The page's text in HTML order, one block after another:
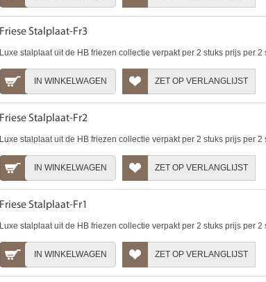
Friese Stalplaat-Fr3
Luxe stalplaat uit de HB friezen collectie verpakt per 2 stuks prijs per 2
IN WINKELWAGEN ZET OP VERLANGLIJST
Friese Stalplaat-Fr2
Luxe stalplaat uit de HB friezen collectie verpakt per 2 stuks prijs per 2
IN WINKELWAGEN ZET OP VERLANGLIJST
Friese Stalplaat-Fr1
Luxe stalplaat uit de HB friezen collectie verpakt per 2 stuks prijs per 2
IN WINKELWAGEN ZET OP VERLANGLIJST